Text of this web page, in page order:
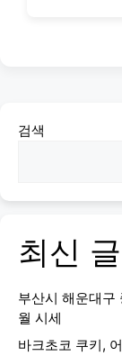
검색
최신 글
부산시 해운대
월 시세
바크초코 쿠키,